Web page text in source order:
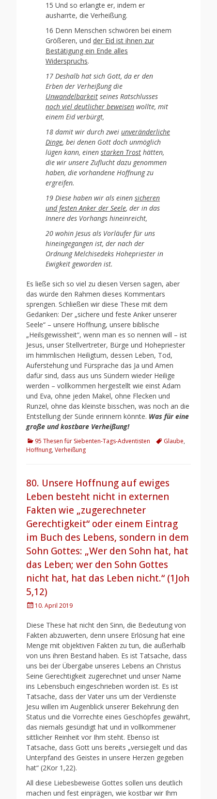
15 Und so erlangte er, indem er
ausharrte, die Verheißung.
16 Denn Menschen schwören bei einem
Größeren, und der Eid ist ihnen zur
Bestätigung ein Ende alles
Widerspruchs.
17 Deshalb hat sich Gott, da er den
Erben der Verheißung die
Unwandelbarkeit seines Ratschlusses
noch viel deutlicher beweisen wollte, mit
einem Eid verbürgt,
18 damit wir durch zwei unveränderliche
Dinge, bei denen Gott doch unmöglich
lügen kann, einen starken Trost hätten,
die wir unsere Zuflucht dazu genommen
haben, die vorhandene Hoffnung zu
ergreifen.
19 Diese haben wir als einen sicheren
und festen Anker der Seele, der in das
Innere des Vorhangs hineinreicht,
20 wohin Jesus als Vorläufer für uns
hineingegangen ist, der nach der
Ordnung Melchisedeks Hohepriester in
Ewigkeit geworden ist.
Es ließe sich so viel zu diesen Versen sagen, aber
das würde den Rahmen dieses Kommentars
sprengen. Schließen wir diese These mit dem
Gedanken: Der „sichere und feste Anker unserer
Seele“ – unsere Hoffnung, unsere biblische
„Heilsgewissheit“, wenn man es so nennen will – ist
Jesus, unser Stellvertreter, Bürge und Hohepriester
im himmlischen Heiligtum, dessen Leben, Tod,
Auferstehung und Fürsprache das Ja und Amen
dafür sind, dass aus uns Sündern wieder Heilige
werden – vollkommen hergestellt wie einst Adam
und Eva, ohne jeden Makel, ohne Flecken und
Runzel, ohne das kleinste bisschen, was noch an die
Entstellung der Sünde erinnern könnte. Was für eine
große und kostbare Verheißung!
Kategorien
95 Thesen für Siebenten-Tags-Adventisten Schlagworte
Glaube,
Hoffnung, Verheißung
80. Unsere Hoffnung auf ewiges
Leben besteht nicht in externen
Fakten wie „zugerechneter
Gerechtigkeit“ oder einem Eintrag
im Buch des Lebens, sondern in dem
Sohn Gottes: „Wer den Sohn hat, hat
das Leben; wer den Sohn Gottes
nicht hat, hat das Leben nicht.“ (1Joh
5,12)
Posted10. April 2019
Diese These hat nicht den Sinn, die Bedeutung von
Fakten abzuwerten, denn unsere Erlösung hat eine
Menge mit objektiven Fakten zu tun, die außerhalb
von uns ihren Bestand haben. Es ist Tatsache, dass
uns bei der Übergabe unseres Lebens an Christus
Seine Gerechtigkeit zugerechnet und unser Name
ins Lebensbuch eingeschrieben worden ist. Es ist
Tatsache, dass der Vater uns um der Verdienste
Jesu willen im Augenblick unserer Bekehrung den
Status und die Vorrechte eines Geschöpfes gewährt,
das niemals gesündigt hat und in vollkommener
sittlicher Reinheit vor Ihm steht. Ebenso ist
Tatsache, dass Gott uns bereits „versiegelt und das
Unterpfand des Geistes in unsere Herzen gegeben
hat“ (2Kor 1,22).
All diese Liebesbeweise Gottes sollen uns deutlich
machen und fest einprägen, wie kostbar wir Ihm